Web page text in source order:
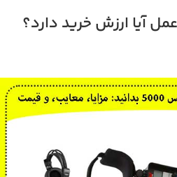
آیا ارزش خرید دارد؟